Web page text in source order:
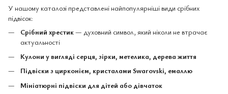
У нашому каталозі представлені найпопулярніші види срібних
підвісок:
Срібний хрестик— духовний символ, який ніколи не втрачає
актуальності
Кулони у вигляді серця, зірки, метелика, дерева життя
Підвіски з цирконієм, кристалами Swarovski, емаллю
Мініатюрні підвіски для дітей або дівчаток